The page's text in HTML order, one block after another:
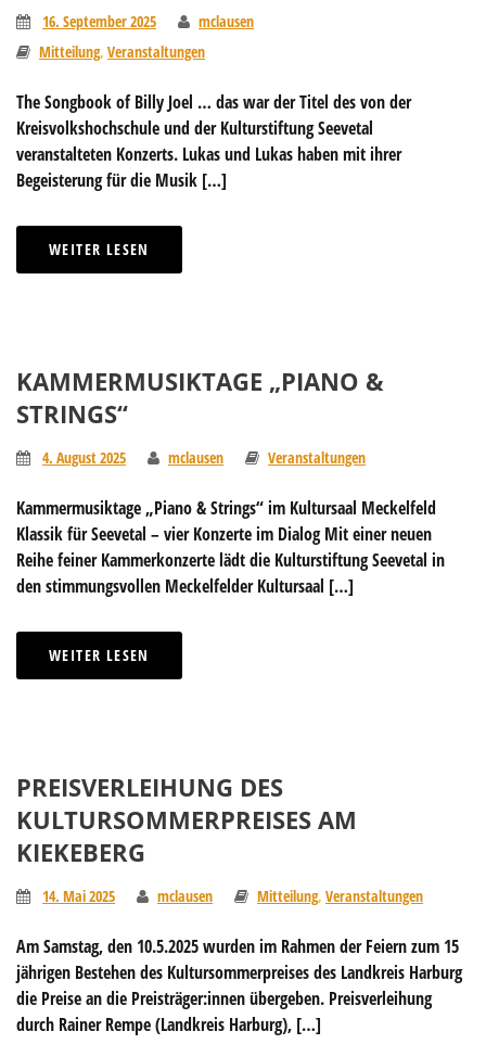
16. September 2025
mclausen
Mitteilung, Veranstaltungen
The Songbook of Billy Joel … das war der Titel des von der
Kreisvolkshochschule und der Kulturstiftung Seevetal
veranstalteten Konzerts. Lukas und Lukas haben mit ihrer
Begeisterung für die Musik […]
WEITER LESEN
KAMMERMUSIKTAGE „PIANO &
STRINGS“
4. August 2025 mclausen Veranstaltungen
Kammermusiktage „Piano & Strings“ im Kultursaal Meckelfeld
Klassik für Seevetal – vier Konzerte im Dialog Mit einer neuen
Reihe feiner Kammerkonzerte lädt die Kulturstiftung Seevetal in
den stimmungsvollen Meckelfelder Kultursaal […]
WEITER LESEN
PREISVERLEIHUNG DES
KULTURSOMMERPREISES AM
KIEKEBERG
14. Mai 2025 mclausen Mitteilung, Veranstaltungen
Am Samstag, den 10.5.2025 wurden im Rahmen der Feiern zum 15
jährigen Bestehen des Kultursommerpreises des Landkreis Harburg
die Preise an die Preisträger:innen übergeben. Preisverleihung
durch Rainer Rempe (Landkreis Harburg), […]